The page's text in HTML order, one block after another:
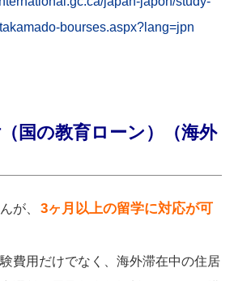
bourses.aspx?lang=jpn
国の教育ローン）（海外
が、
3ヶ月以上の留学に対応が可
費用だけでなく、海外滞在中の住居